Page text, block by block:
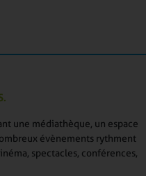
une médiathèque, un espace
évènements rythment
spectacles, conférences,